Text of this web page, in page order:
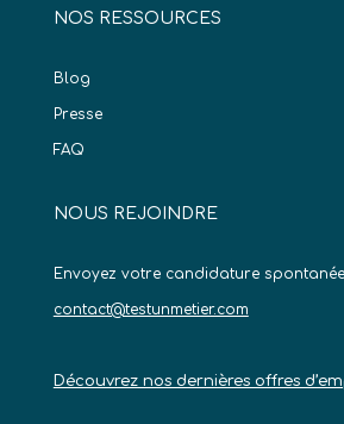
NOS RESSOURCES
Blog
Presse
FAQ
NOUS REJOINDRE
Envoyez votre candidature
contact@testunmetier.com
Découvrez nos dernières offres